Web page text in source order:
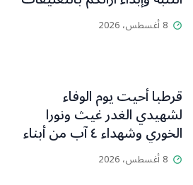
(جورج صبّاغ)
8 أغسطس، 2026
قرطبا أحيت يوم الوفاء
لشهيدي الغدر غيث ونورا
الخوري وشهداء ٤ آب من أبناء
البلدة.. كارين الخوري افرام: لقد
كان بيتنا، بوجود والدي، ينبض
8 أغسطس، 2026